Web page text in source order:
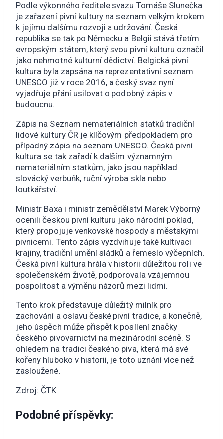
Podle výkonného ředitele svazu Tomáše Slunečka
je zařazení pivní kultury na seznam velkým krokem
k jejímu dalšímu rozvoji a udržování. Česká
republika se tak po Německu a Belgii stává třetím
evropským státem, který svou pivní kulturu označil
jako nehmotné kulturní dědictví. Belgická pivní
kultura byla zapsána na reprezentativní seznam
UNESCO již v roce 2016, a český svaz nyní
vyjadřuje přání usilovat o podobný zápis v
budoucnu.
Zápis na Seznam nemateriálních statků tradiční
lidové kultury ČR je klíčovým předpokladem pro
případný zápis na seznam UNESCO. Česká pivní
kultura se tak zařadí k dalším významným
nemateriálním statkům, jako jsou například
slovácký verbuňk, ruční výroba skla nebo
loutkářství.
Ministr Baxa i ministr zemědělství Marek Výborný
ocenili českou pivní kulturu jako národní poklad,
který propojuje venkovské hospody s městskými
pivnicemi. Tento zápis vyzdvihuje také kultivaci
krajiny, tradiční umění sládků a řemeslo výčepních.
Česká pivní kultura hrála v historii důležitou roli ve
společenském životě, podporovala vzájemnou
pospolitost a výměnu názorů mezi lidmi.
Tento krok představuje důležitý milník pro
zachování a oslavu české pivní tradice, a konečně,
jeho úspěch může přispět k posílení značky
českého pivovarnictví na mezinárodní scéně. S
ohledem na tradici českého piva, která má své
kořeny hluboko v historii, je toto uznání více než
zasloužené.
Zdroj: ČTK
Podobné příspěvky: